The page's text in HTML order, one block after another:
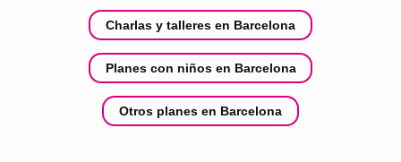
Charlas y talleres en Barcelona
Planes con niños en Barcelona
Otros planes en Barcelona